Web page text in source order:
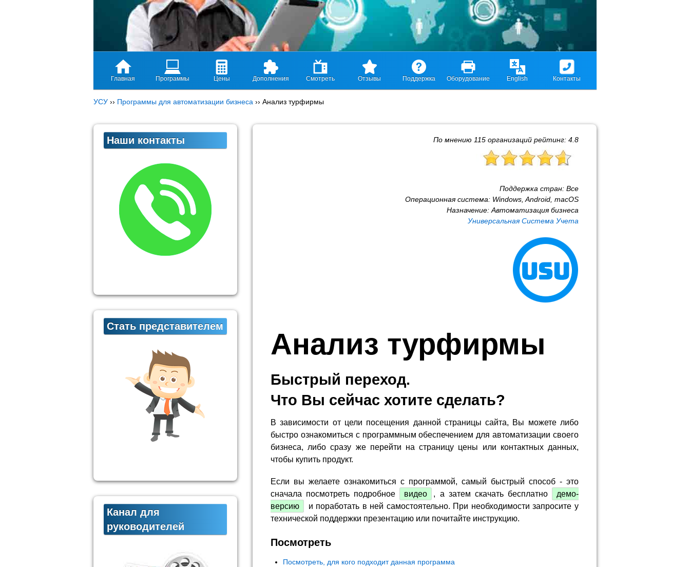
Главная Программы Цены Дополнения Смотреть Отзывы Поддержка Оборудование English Контакты
УСУ ›› Программы для автоматизации бизнеса ›› Анализ турфирмы
По мнению 115 организаций рейтинг: 4.8
Поддержка стран: Все
Операционная система: Windows, Android, macOS
Назначение: Автоматизация бизнеса
Универсальная Система Учета
Анализ турфирмы
Быстрый переход.
Что Вы сейчас хотите сделать?
В зависимости от цели посещения данной страницы сайта, Вы можете либо
быстро ознакомиться с программным обеспечением для автоматизации своего
бизнеса, либо сразу же перейти на страницу цены или контактных данных,
чтобы купить продукт.
Если вы желаете ознакомиться с программой, самый быстрый способ - это
сначала посмотреть подробное
видео , а затем скачать бесплатно
демо-
версию
и поработать в ней самостоятельно. При необходимости запросите у
технической поддержки презентацию или почитайте инструкцию.
Посмотреть
Посмотреть, для кого подходит данная программа
Наши контакты
Стать представителем
Канал для
руководителей